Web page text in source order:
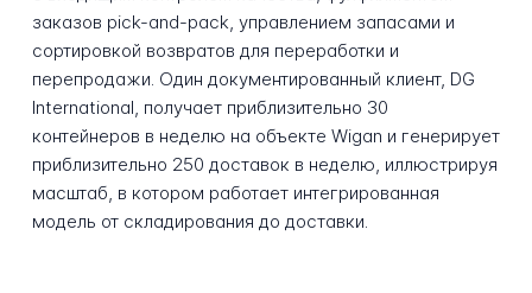
заказов pick-and-pack, управлением запасами и
сортировкой возвратов для переработки и
перепродажи. Один документированный клиент, DG
International, получает приблизительно 30
контейнеров в неделю на объекте Wigan и генерирует
приблизительно 250 доставок в неделю, иллюстрируя
масштаб, в котором работает интегрированная
модель от складирования до доставки.